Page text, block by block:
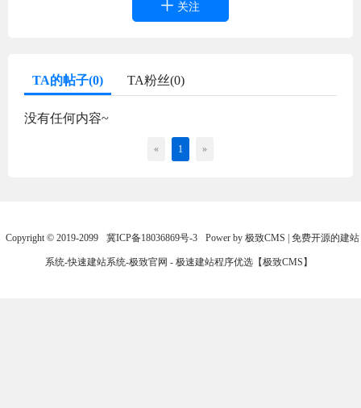
关注
TA的帖子(0) TA粉丝(0)
没有任何内容~
« 1 »
Copyright © 2019-2099 冀ICP备18036869号-3 Power by 极致CMS | 免费开源的建站
系统-快速建站系统-极致官网 - 极速建站程序优选【极致CMS】